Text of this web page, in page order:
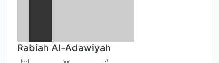
Rabiah Al-Adawiyah